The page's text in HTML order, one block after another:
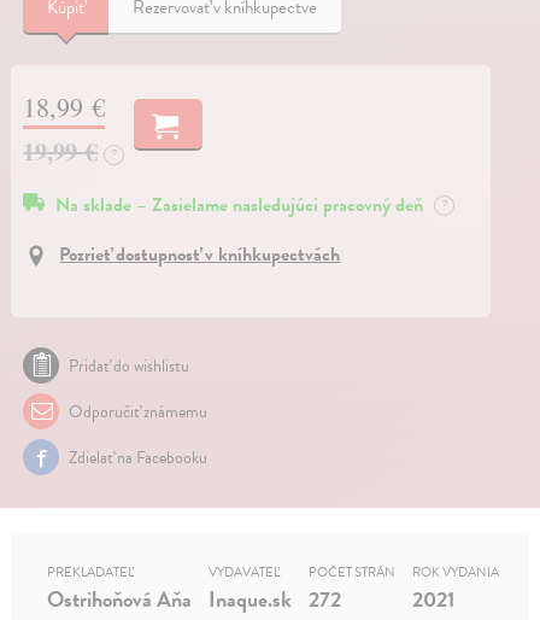
Kúpiť Rezervovať v kníhkupectve
18,99 €
19,99 €
?
Na sklade – Zasielame nasledujúci pracovný deň ?
Pozrieť dostupnosť v kníhkupectvách
Pridať do wishlistu
Odporučiť známemu
Zdielať na Facebooku
PREKLADATEĽ
Ostrihoňová Aňa
VYDAVATEĽ
Inaque.sk
POČET STRÁN
272
ROK VYDANIA
2021